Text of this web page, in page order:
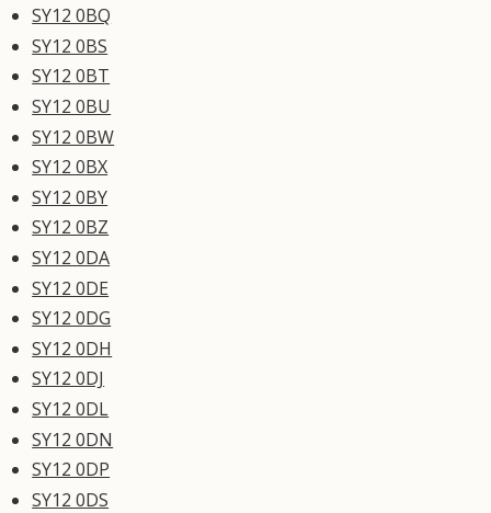
SY12 0BQ
SY12 0BS
SY12 0BT
SY12 0BU
SY12 0BW
SY12 0BX
SY12 0BY
SY12 0BZ
SY12 0DA
SY12 0DE
SY12 0DG
SY12 0DH
SY12 0DJ
SY12 0DL
SY12 0DN
SY12 0DP
SY12 0DS